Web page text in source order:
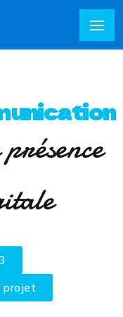
projet